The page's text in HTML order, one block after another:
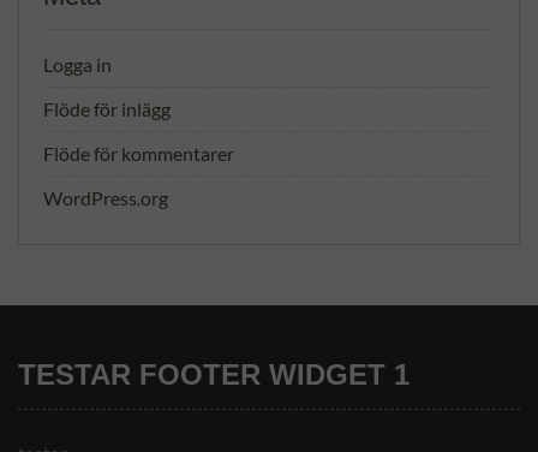
Logga in
Flöde för inlägg
Flöde för kommentarer
WordPress.org
TESTAR FOOTER WIDGET 1